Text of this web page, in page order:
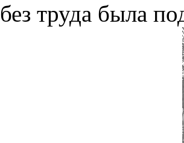
без труда была